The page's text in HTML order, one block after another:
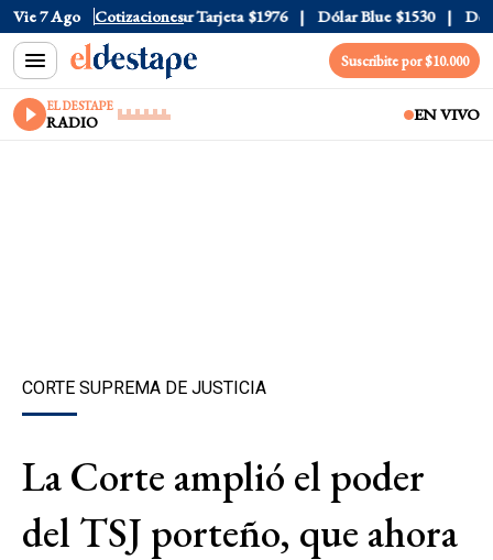
Vie 7 Ago Cotizaciones
Oficial $1520 Dólar Tarjeta $1976 Dólar Blue $1530 Dólar
Suscribite por $10.000
EL DESTAPE
RADIO EN VIVO
CORTE SUPREMA DE JUSTICIA
La Corte amplió el poder
del TSJ porteño, que ahora